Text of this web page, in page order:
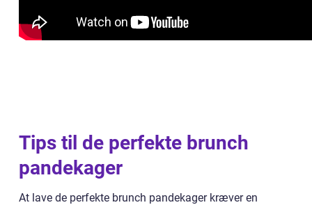
Tips til de perfekte brunch
pandekager
At lave de perfekte brunch pandekager kræver en